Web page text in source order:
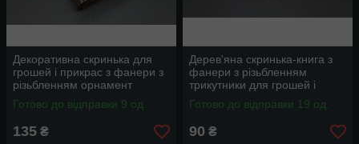
Декоративна скринька для
грошей і прикрас з фанери з
різьбленням орнамент
14х11.5х3.5см
Готово до відправки 9 од.
135 ₴
Дерев'яна скринька-книга з
фанери з різьбленням
трикутники для грошей і
прикрас 12х9см
Готово до відправки 19 од.
90 ₴